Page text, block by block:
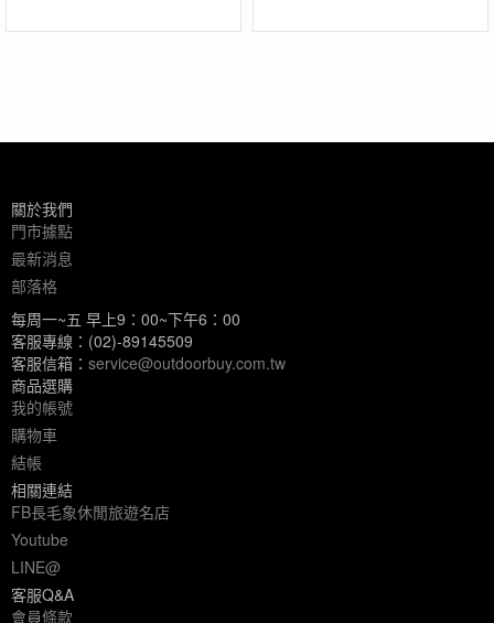
關於我們
門市據點
最新消息
部落格
每周一~五 早上9：00~下午6：00
客服專線：(02)-89145509
客服信箱： service@outdoorbuy.com.tw
商品選購
我的帳號
購物車
結帳
相關連結
FB長毛象休閒旅遊名店
Youtube
LINE@
客服Q&A
會員條款